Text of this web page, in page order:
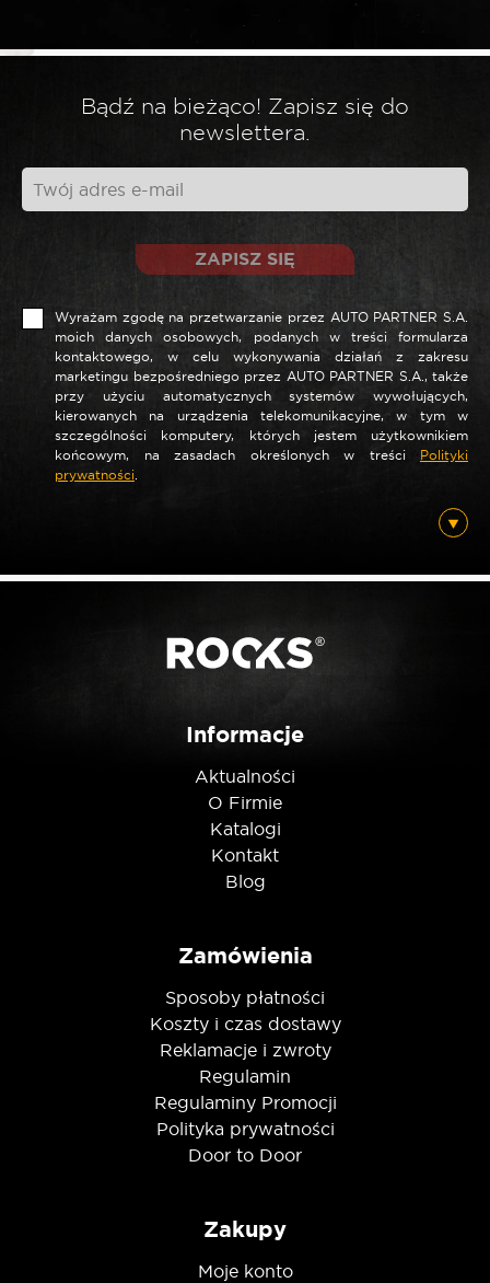
Twoja opinia *
Nazwa*
Nie jestem robotem
Bądź na bieżąco! Zapisz się do
newslettera.
ZAPISZ SIĘ
Wyrażam zgodę na przetwarzanie przez AUTO PARTNER S.A.
moich danych osobowych, podanych w treści formularza
kontaktowego, w celu wykonywania działań z zakresu
marketingu bezpośredniego przez AUTO PARTNER S.A., także
przy użyciu automatycznych systemów wywołujących,
kierowanych na urządzenia telekomunikacyjne, w tym w
szczególności komputery, których jestem użytkownikiem
końcowym, na zasadach określonych w treści Polityki
prywatności
Informacje
Aktualności
O Firmie
Katalogi
Kontakt
Blog
Zamówienia
Sposoby płatności
Koszty i czas dostawy
Reklamacje i zwroty
Regulamin
Regulaminy Promocji
Polityka prywatności
Door to Door
Zakupy
Moje konto